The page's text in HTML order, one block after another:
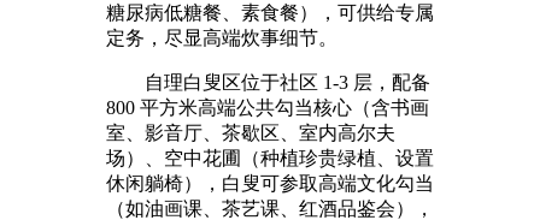
糖尿病低糖餐、素食餐），可供给专属
定务，尽显高端炊事细节。
自理白叟区位于社区 1-3 层，配备
800 平方米高端公共勾当核心（含书画
室、影音厅、茶歇区、室内高尔夫
场）、空中花圃（种植珍贵绿植、设置
休闲躺椅），白叟可参取高端文化勾当
（如油画课、茶艺课、红酒品鉴会），